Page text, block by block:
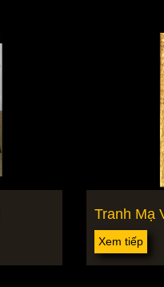
Tranh Mạ
Xem tiếp